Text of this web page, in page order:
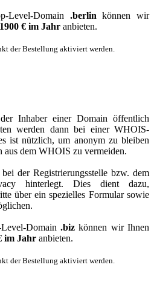
Level-Domain .berlinkönnen wir
€ im Jahr anbieten.
der Bestellung aktiviert werden.
Inhaber einer Domain öffentlich
werden dann bei einer WHOIS-
ist nützlich, um anonym zu bleiben
aus dem WHOIS zu vermeiden.
der Registrierungsstelle bzw. dem
hinterlegt. Dies dient dazu,
über ein spezielles Formular sowie
Domain .bizkönnen wir Ihnen
im Jahr anbieten.
der Bestellung aktiviert werden.